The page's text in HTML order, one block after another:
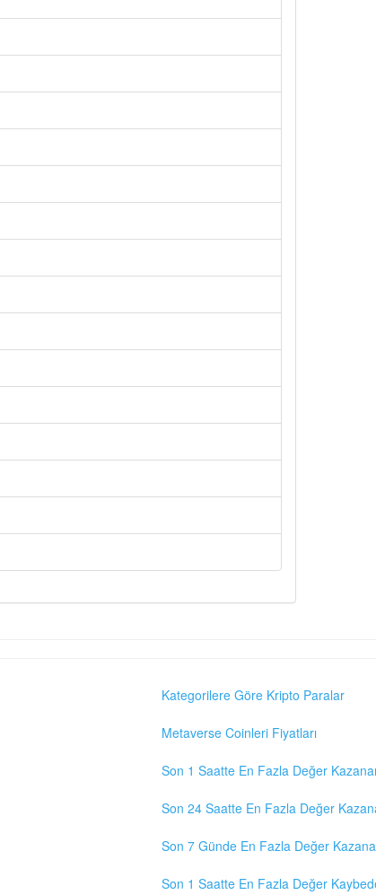
Kategorilere Göre Kripto Paralar
Metaverse Coinleri Fiyatları
Son 1 Saatte En Fazla Değer
Son 24 Saatte En Fazla Değer
Son 7 Günde En Fazla Değer
Son 1 Saatte En Fazla Değer